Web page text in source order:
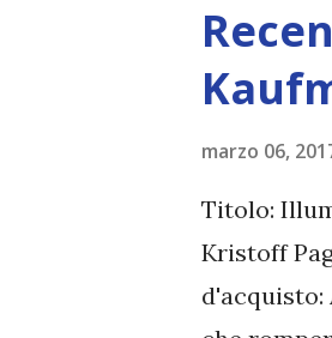
cambiata
marzo 06,
Titolo:
Kristoff
d'acquisto: